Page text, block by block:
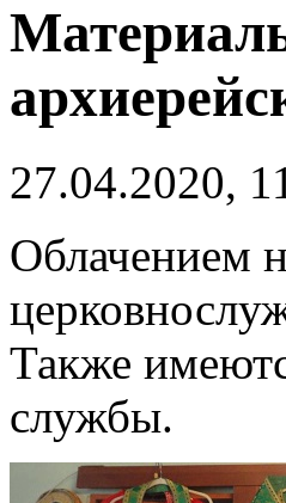
27.04.2020,
Облачением
Также
службы.